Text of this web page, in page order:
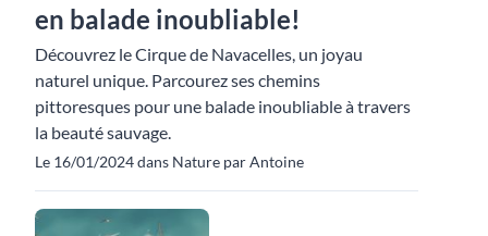
en balade inoubliable!
Découvrez le Cirque de Navacelles, un joyau
naturel unique. Parcourez ses chemins
pittoresques pour une balade inoubliable à travers
la beauté sauvage.
Le 16/01/2024 dans Nature par Antoine